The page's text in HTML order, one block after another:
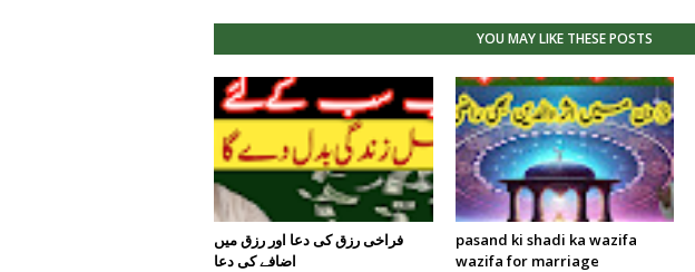
YOU MAY LIKE THESE POSTS
فراخی رزق کی دعا اور رزق میں
اضافے کی دعا
pasand ki shadi ka wazifa
wazifa for marriage